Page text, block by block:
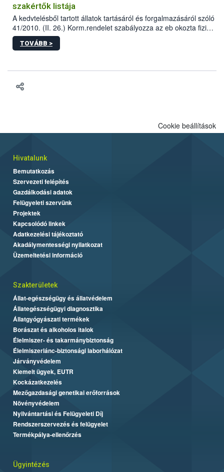
szakértők listája
A kedvtelésből tartott állatok tartásáról és forgalmazásáról szóló
41/2010. (II. 26.) Korm.rendelet szabályozza az eb okozta fizikai
sérülés, illetve ennek veszélye keletkezésekor felmerülő
hatósági feladatokat, valamint a veszélyes eb tartását és annak
TOVÁBB >
Cookie beállítások
Hivatalunk
Bemutatkozás
Szervezeti felépítés
Gazdálkodási adatok
Felügyeleti szervünk
Projektek
Kapcsolódó linkek
Adatkezelési tájékoztató
Akadálymentességi nyilatkozat
Üzemeltetési információ
Szakterületek
Állat-egészségügy és állatvédelem
Állategészségügyi diagnosztika
Állatgyógyászati termékek
Borászat és alkoholos italok
Élelmiszer- és takarmánybiztonság
Élelmiszerlánc-biztonsági laborhálózat
Járványvédelem
Kiemelt ügyek, EUTR
Kockázatkezelés
Mezőgazdasági genetikai erőforrások
Növényvédelem
Nyilvántartási és Felügyeleti Díj
Rendszerszervezés és felügyelet
Termékpálya-ellenőrzés
Ügyintézés